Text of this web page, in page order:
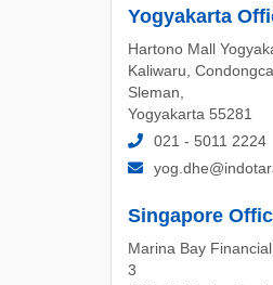
Yogyakarta
Hartono Mall
Kaliwaru,
Sleman,
Yogyakarta 55281
021 - 5011 2224
Singapore
Marina Bay
3